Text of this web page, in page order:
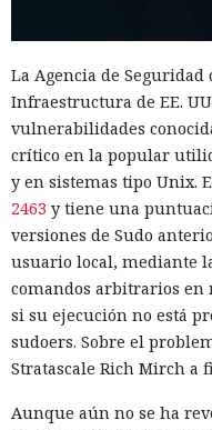
La Agencia de
Infraestructura de EE.
vulnerabilidades
crítico en la popular
y en sistemas tipo Unix.
2463 y tiene una
versiones de Sudo
usuario local, mediante
comandos arbitrarios
si su ejecución no está
sudoers. Sobre el
Stratascale Rich Mirch a
Aunque aún no se ha